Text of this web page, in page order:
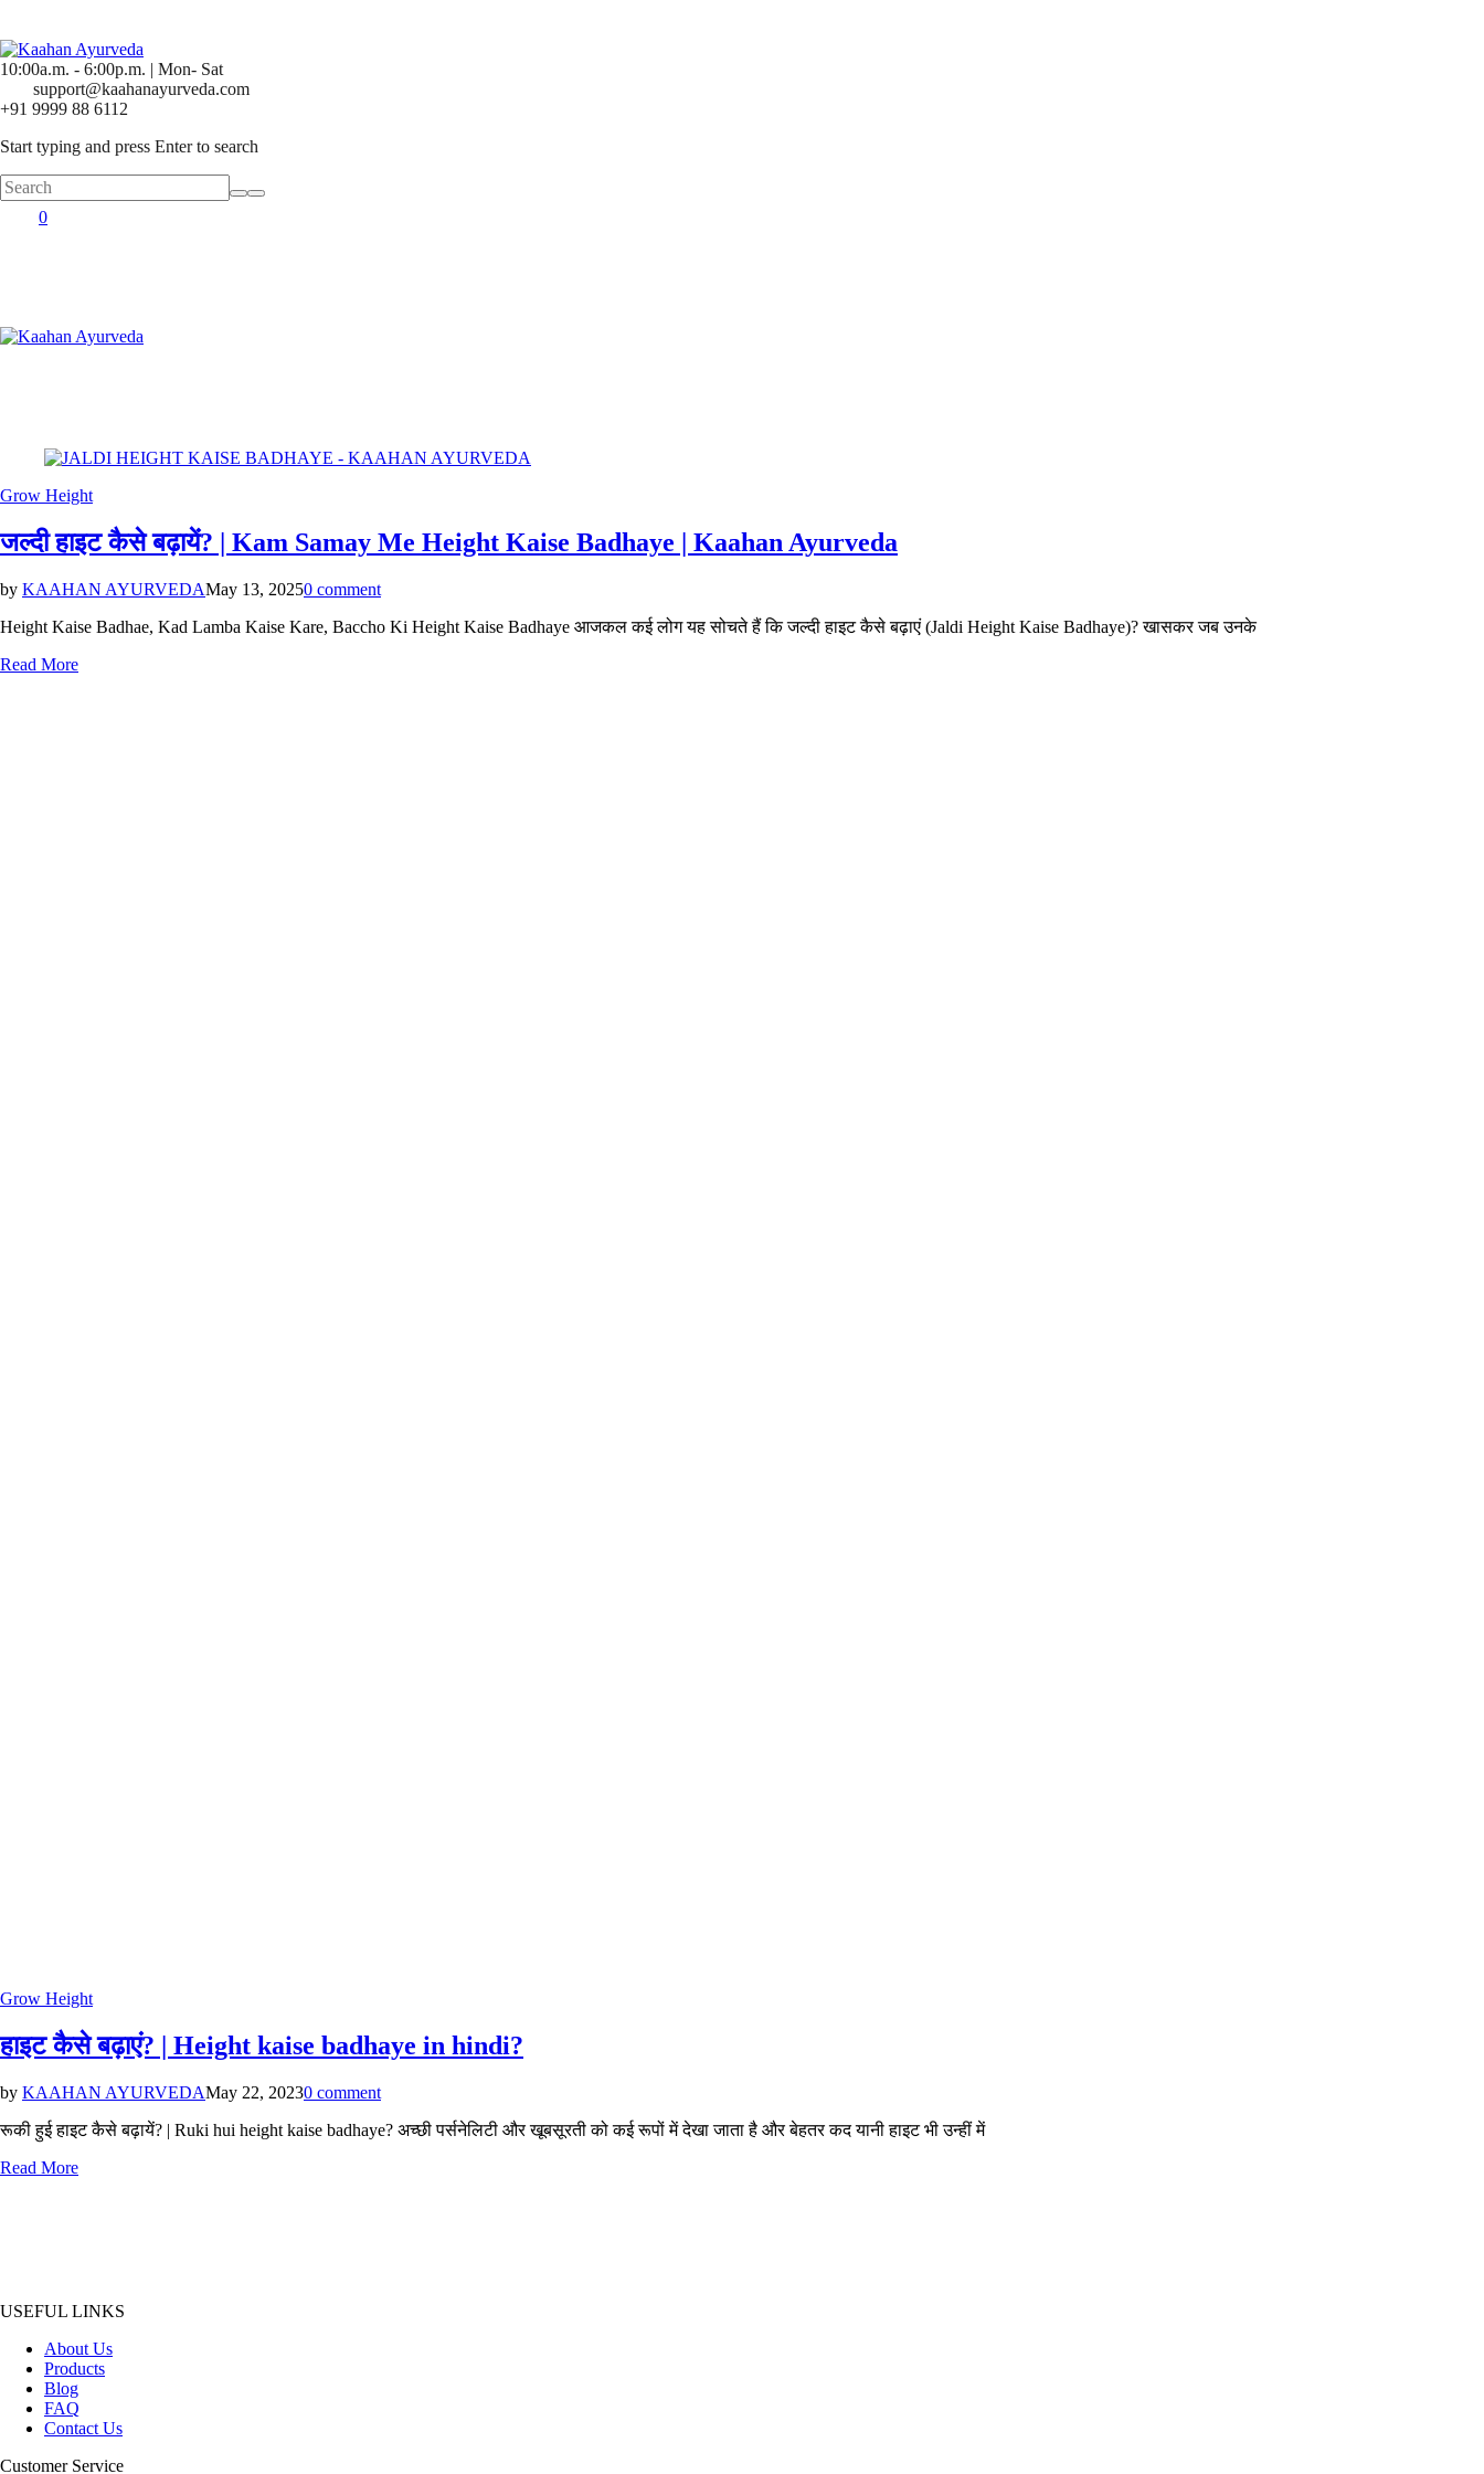
10:00a.m. - 6:00p.m. | Mon- Sat
support@kaahanayurveda.com
+91 9999 88 6112
Start typing and press Enter to search
0
Posted
Grow Height
जल्दी हाइट कैसे बढ़ायें? | Kam Samay Me Height Kaise Badhaye | Kaahan Ayurveda
by KAAHAN AYURVEDAMay 13, 20250 comment
Height Kaise Badhae, Kad Lamba Kaise Kare, Baccho Ki Height Kaise Badhaye आजकल कई लोग यह सोचते हैं कि जल्दी हाइट कैसे बढ़ाएं (Jaldi Height Kaise Badhaye)? खासकर जब उनके
Read More
Posted
Grow Height
हाइट कैसे बढ़ाएं? | Height kaise badhaye in hindi?
by KAAHAN AYURVEDAMay 22, 20230 comment
रूकी हुई हाइट कैसे बढ़ायें? | Ruki hui height kaise badhaye? अच्छी पर्सनेलिटी और खूबसूरती को कई रूपों में देखा जाता है और बेहतर कद यानी हाइट भी उन्हीं में
Read More
USEFUL LINKS
About Us
Products
Blog
FAQ
Contact Us
Customer Service